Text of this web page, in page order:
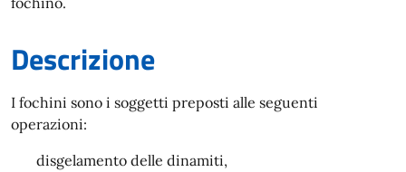
Descrizione
I fochini sono i soggetti preposti alle seguenti
operazioni:
disgelamento delle dinamiti,